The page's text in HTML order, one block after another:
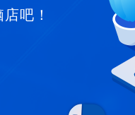
吧！